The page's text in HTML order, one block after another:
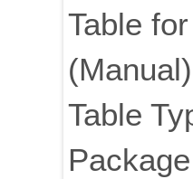
Table
Table